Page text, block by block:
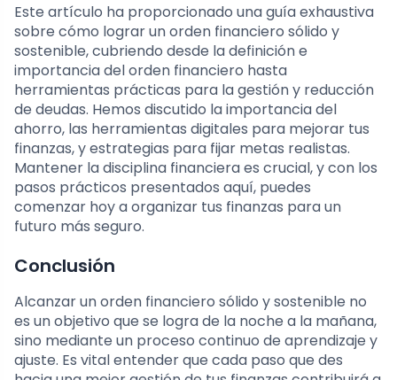
Este artículo ha proporcionado una guía exhaustiva
sobre cómo lograr un orden financiero sólido y
sostenible, cubriendo desde la definición e
importancia del orden financiero hasta
herramientas prácticas para la gestión y reducción
de deudas. Hemos discutido la importancia del
ahorro, las herramientas digitales para mejorar tus
finanzas, y estrategias para fijar metas realistas.
Mantener la disciplina financiera es crucial, y con los
pasos prácticos presentados aquí, puedes
comenzar hoy a organizar tus finanzas para un
futuro más seguro.
Conclusión
Alcanzar un orden financiero sólido y sostenible no
es un objetivo que se logra de la noche a la mañana,
sino mediante un proceso continuo de aprendizaje y
ajuste. Es vital entender que cada paso que des